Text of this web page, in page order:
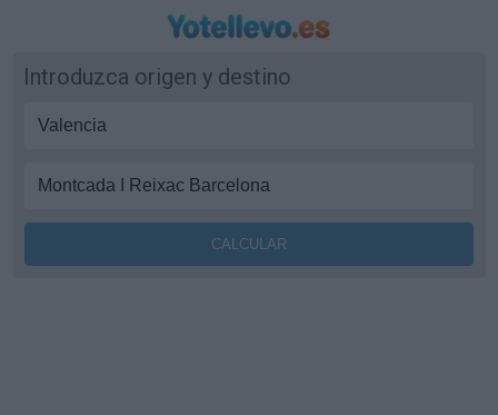
Introduzca origen y destino